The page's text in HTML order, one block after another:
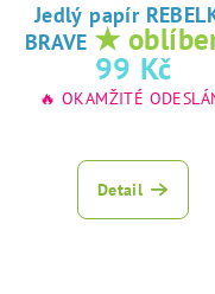
Jedlý papír
BRAVE ★
tisk na jedlý
papír
99 Kč
🔥 OKAMŽITÉ
Detail